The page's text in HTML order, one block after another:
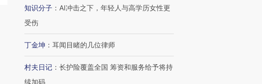
知识分子 ： AI冲击之下，年轻人与高学历女性更
受伤
丁金坤 ： 耳闻目睹的几位律师
村夫日记 ： 长护险覆盖全国 筹资和服务给予将持
续加码